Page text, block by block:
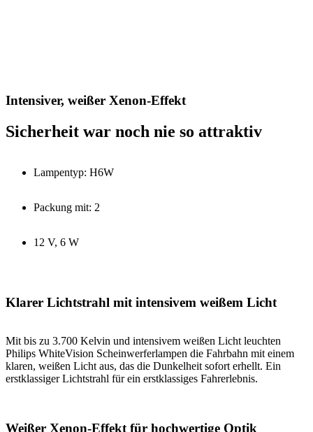
Intensiver, weißer Xenon-Effekt
Sicherheit war noch nie so attraktiv
Lampentyp: H6W
Packung mit: 2
12 V, 6 W
Klarer Lichtstrahl mit intensivem weißem Licht
Mit bis zu 3.700 Kelvin und intensivem weißen Licht leuchten
Philips WhiteVision Scheinwerferlampen die Fahrbahn mit einem
klaren, weißen Licht aus, das die Dunkelheit sofort erhellt. Ein
erstklassiger Lichtstrahl für ein erstklassiges Fahrerlebnis.
Weißer Xenon-Effekt für hochwertige Optik